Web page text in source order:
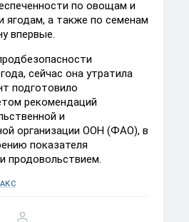
по овощам и
ягодам, а также по семенам
впервые.
сейчас она утратила
подготовило
рекомендаций
и
организации ООН (ФАО), в
показателя
продовольствием.